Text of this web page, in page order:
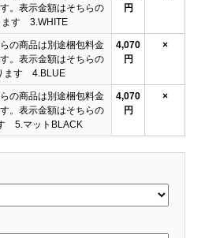
。表示金額はそちらの
ます 3.WHITE
円
商品は別途梱包料金
。表示金額はそちらの
ます 4.BLUE
4,070
円
×
商品は別途梱包料金
。表示金額はそちらの
5.マットBLACK
4,070
円
×